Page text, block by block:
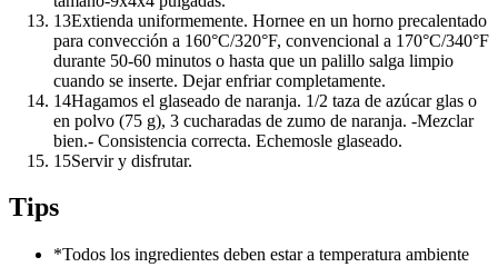
13Extienda uniformemente. Hornee en un horno precalentado
para convección a 160°C/320°F, convencional a 170°C/340°F
durante 50-60 minutos o hasta que un palillo salga limpio
cuando se inserte. Dejar enfriar completamente.
14Hagamos el glaseado de naranja. 1/2 taza de azúcar glas o
en polvo (75 g), 3 cucharadas de zumo de naranja. -Mezclar
bien.- Consistencia correcta. Echemosle glaseado.
15Servir y disfrutar.
Tips
*Todos los ingredientes deben estar a temperatura ambiente